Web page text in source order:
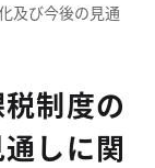
及び今後の見通
制度の
しに関